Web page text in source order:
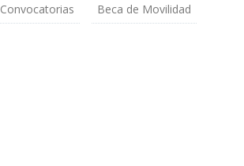
Convocatorias
Beca de Movilidad